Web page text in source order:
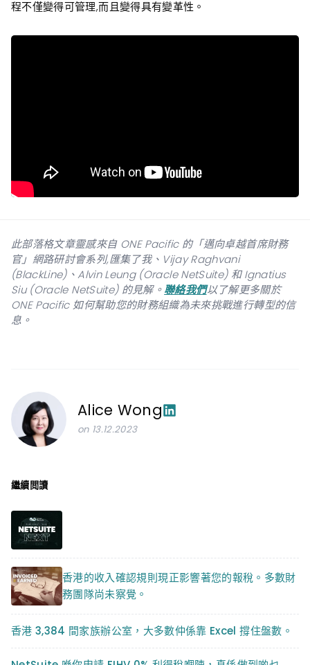
程不僅變得可管理,而且變得具有變革性。
此部落格文章靈感來自 ONE Pacific 的「邁向卓越首席財務
官」網路研討會系列,匯集了我、Vijay Raghvani
(BlackLine)、Alvin Leung (Oracle NetSuite) 和 Ignatius
Siu (Oracle NetSuite) 的見解。聯絡我們以了解更多關於
ONE Pacific 如何幫助您的財務組織為未來挑戰進行轉型的信
息。
Alice Wong
on 13.12.2023
繼續閲讀
香港的收入確認規則現正影響著您的報稅。多數財
務團隊尚未察覺。
香港 3,384 間家族辦公室，大多數仲係靠 Excel 撐住盤數。